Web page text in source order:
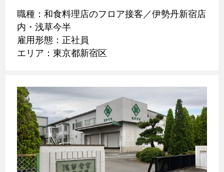
職種：和食料理店のフロア接客／伊勢丹新宿店
内・浅草今半
雇用形態：正社員
エリア：東京都新宿区